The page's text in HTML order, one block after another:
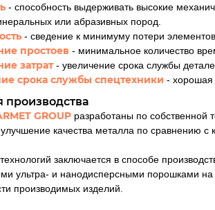
- способность выдерживать высокие
или абразивных пород.
- сведение к минимуму потери
простоев - минимальное количество
затрат - увеличение срока службы
срока службы спецтехники - хорошая
производства
GROUP разработаны по собственной
качества металла по сравнению с
заключается в способе
ультра- и нанодисперсными порошками
производимых изделий.